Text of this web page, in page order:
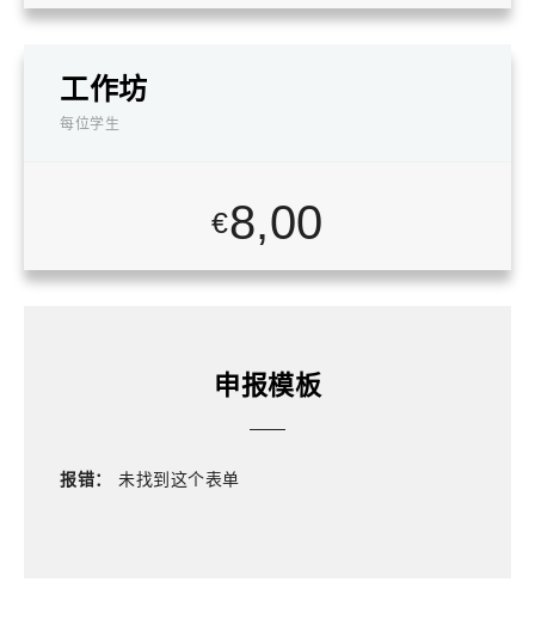
工作坊
每位学生
€8,00
申报模板
报错： 未找到这个表单